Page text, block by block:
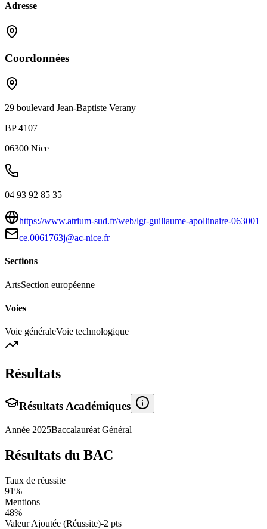
Adresse
Coordonnées
29 boulevard Jean-Baptiste Verany
BP 4107
06300 Nice
04 93 92 85 35
https://www.atrium-sud.fr/web/lgt-guillaume-apollinaire-063001
ce.0061763j@ac-nice.fr
Sections
ArtsSection européenne
Voies
Voie généraleVoie technologique
Résultats
Résultats Académiques
Année 2025Baccalauréat Général
Résultats du BAC
Taux de réussite
91%
Mentions
48%
Valeur Ajoutée (Réussite)-2 pts